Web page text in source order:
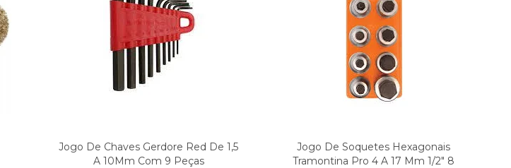
Jogo De Chaves Gerdore Red De 1,5
A 10Mm Com 9 Peças
Jogo De Soquetes Hexagonais
Tramontina Pro 4 A 17 Mm 1/2" 8